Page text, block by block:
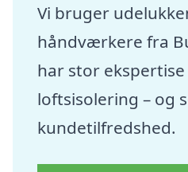
Vi bruger
håndværkere fra
har stor
loftsisolering – og
kundetilfredshed.